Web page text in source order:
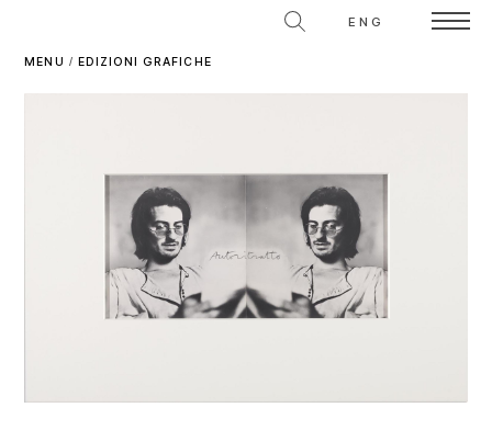
ENG
MENU / EDIZIONI GRAFICHE